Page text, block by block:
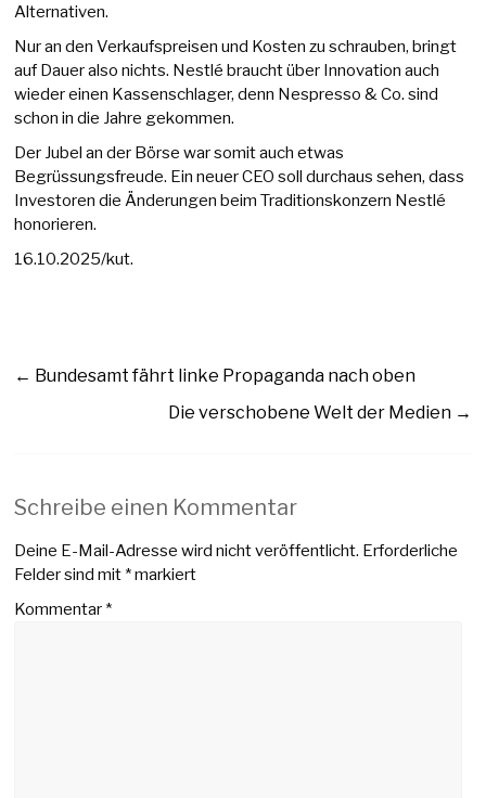
Alternativen.
Nur an den Verkaufspreisen und Kosten zu schrauben, bringt
auf Dauer also nichts. Nestlé braucht über Innovation auch
wieder einen Kassenschlager, denn Nespresso & Co. sind
schon in die Jahre gekommen.
Der Jubel an der Börse war somit auch etwas
Begrüssungsfreude. Ein neuer CEO soll durchaus sehen, dass
Investoren die Änderungen beim Traditionskonzern Nestlé
honorieren.
16.10.2025/kut.
← Bundesamt fährt linke Propaganda nach oben
Die verschobene Welt der Medien →
Schreibe einen Kommentar
Deine E-Mail-Adresse wird nicht veröffentlicht. Erforderliche
Felder sind mit*markiert
Kommentar*